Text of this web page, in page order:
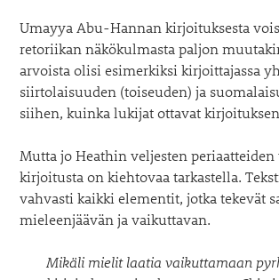
Umayya Abu-Hannan kirjoituksesta
retoriikan näkökulmasta paljon
arvoista olisi esimerkiksi kirjoittajassa
siirtolaisuuden (toiseuden) ja
siihen, kuinka lukijat ottavat
Mutta jo Heathin veljesten periaatteiden
kirjoitusta on kiehtovaa tarkastella.
vahvasti kaikki elementit, jotka tekevät
mieleenjäävän ja vaikuttavan.
Mikäli mielit laatia vaikuttamaan